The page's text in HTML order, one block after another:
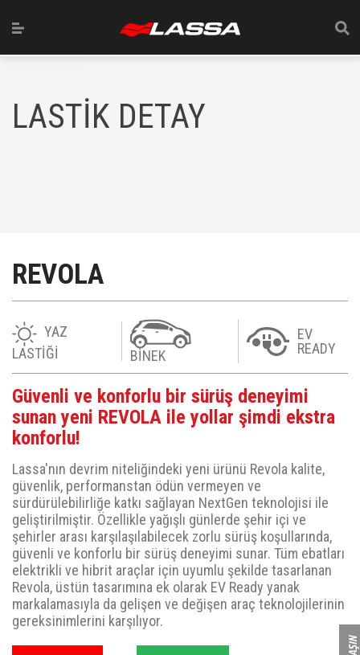
LASTİK DETAY
REVOLA
YAZ
LASTİĞİ
BİNEK
EV
READY
Güvenli ve konforlu bir sürüş deneyimi
sunan yeni REVOLA ile yollar şimdi ekstra
konforlu!
Lassa'nın devrim niteliğindeki yeni ürünü Revola kalite,
güvenlik, performanstan ödün vermeyen ve
sürdürülebilirliğe katkı sağlayan NextGen teknolojisi ile
geliştirilmiştir. Özellikle yağışlı günlerde şehir içi ve
şehirler arası karşılaşılabilecek zorlu sürüş koşullarında,
güvenli ve konforlu bir sürüş deneyimi sunar. Tüm ebatları
elektrikli ve hibrit araçlar için uyumlu şekilde tasarlanan
Revola, üstün tasarımına ek olarak EV Ready yanak
markalamasıyla da gelişen ve değişen araç teknolojilerinin
gereksinimlerini karşılıyor.